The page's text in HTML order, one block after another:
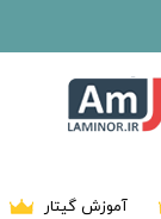
آموزش گیتار